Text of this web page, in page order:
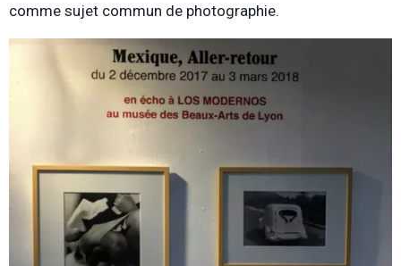
comme sujet commun de photographie.